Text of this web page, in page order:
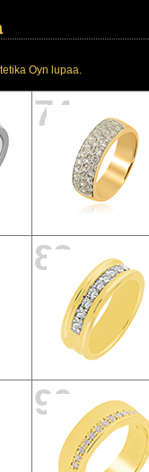
Oyn lupaa.
74
82
90